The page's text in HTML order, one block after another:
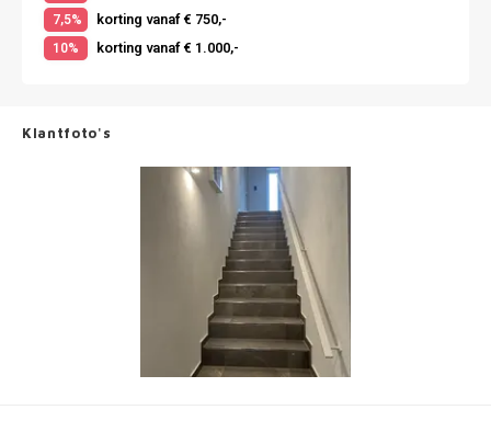
7,5% korting vanaf € 750,-
10% korting vanaf € 1.000,-
Klantfoto's